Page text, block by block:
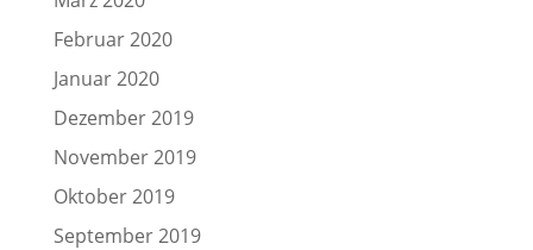
Februar 2020
Januar 2020
Dezember 2019
November 2019
Oktober 2019
September 2019